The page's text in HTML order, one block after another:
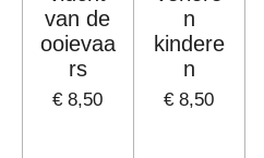
van de
ooievaa
rs
€ 8,50
n
kindere
n
€ 8,50